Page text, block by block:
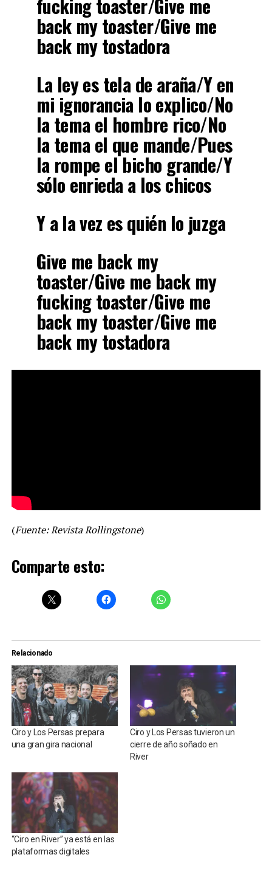
fucking toaster/Give me
back my toaster/Give me
back my tostadora
La ley es tela de araña/Y en
mi ignorancia lo explico/No
la tema el hombre rico/No
la tema el que mande/Pues
la rompe el bicho grande/Y
sólo enrieda a los chicos
Y a la vez es quién lo juzga
Give me back my
toaster/Give me back my
fucking toaster/Give me
back my toaster/Give me
back my tostadora
(Fuente: Revista Rollingstone)
Comparte esto:
Relacionado
Ciro y Los Persas prepara
una gran gira nacional
Ciro y Los Persas tuvieron un
cierre de año soñado en
River
“Ciro en River” ya está en las
plataformas digitales